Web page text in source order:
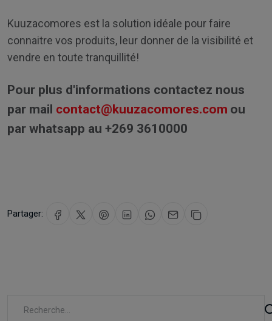
Kuuzacomores est la solution idéale pour faire
connaitre vos produits, leur donner de la visibilité et
vendre en toute tranquillité!
Pour plus d'informations contactez nous
par mail contact@kuuzacomores.com ou
par whatsapp au +269 3610000
Partager: